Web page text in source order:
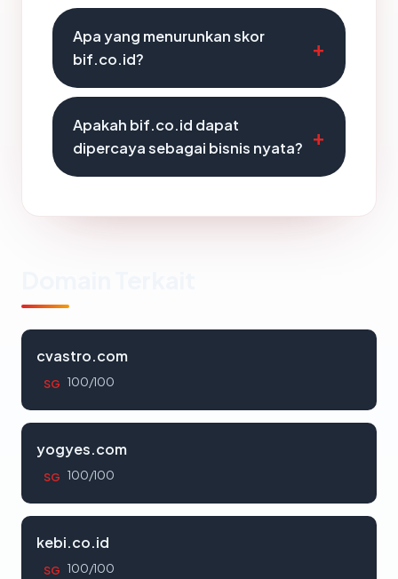
Apa yang menurunkan skor
bif.co.id?
Apakah bif.co.id dapat
dipercaya sebagai bisnis nyata?
cvastro.com
SG 100/100
yogyes.com
SG 100/100
kebi.co.id
SG 100/100